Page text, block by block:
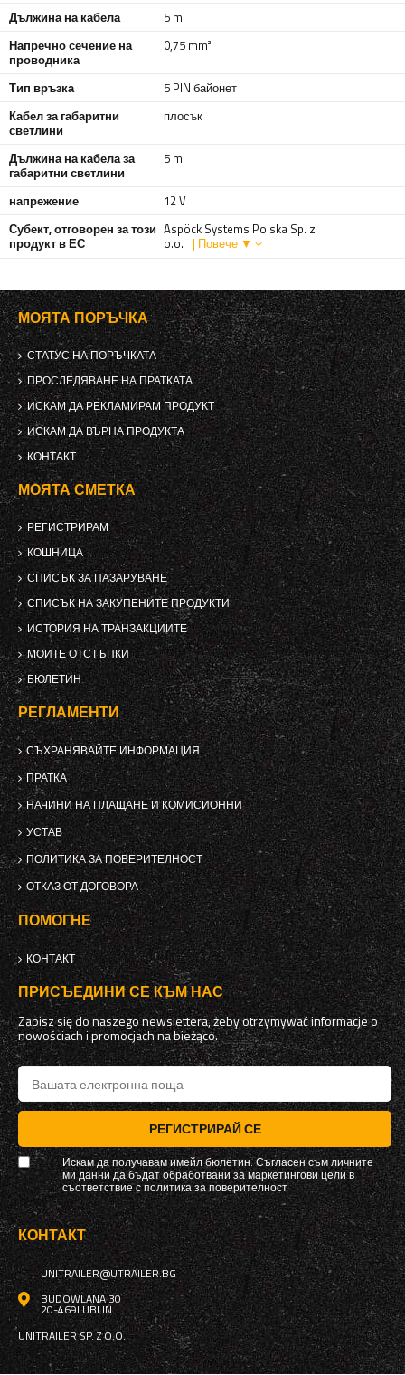
Дължина на кабела
5 m
Напречно сечение на
проводника
0,75 mm²
Тип връзка
5 PIN байонет
Кабел за габаритни
светлини
плосък
Дължина на кабела за
габаритни светлини
5 m
напрежение
12 V
Субект, отговорен за този
продукт в ЕС
Aspöck Systems Polska Sp. z
o.o. | Повече ▼
МОЯТА ПОРЪЧКА
СТАТУС НА ПОРЪЧКАТА
ПРОСЛЕДЯВАНЕ НА ПРАТКАТА
ИСКАМ ДА РЕКЛАМИРАМ ПРОДУКТ
ИСКАМ ДА ВЪРНА ПРОДУКТА
КОНТАКТ
МОЯТА СМЕТКА
РЕГИСТРИРАМ
КОШНИЦА
СПИСЪК ЗА ПАЗАРУВАНЕ
СПИСЪК НА ЗАКУПЕНИТЕ ПРОДУКТИ
ИСТОРИЯ НА ТРАНЗАКЦИИТЕ
МОИТЕ ОТСТЪПКИ
БЮЛЕТИН
РЕГЛАМЕНТИ
СЪХРАНЯВАЙТЕ ИНФОРМАЦИЯ
ПРАТКА
НАЧИНИ НА ПЛАЩАНЕ И КОМИСИОННИ
УСТАВ
ПОЛИТИКА ЗА ПОВЕРИТЕЛНОСТ
ОТКАЗ ОТ ДОГОВОРА
ПОМОГНЕ
КОНТАКТ
ПРИСЪЕДИНИ СЕ КЪМ НАС
Zapisz się do naszego newslettera, żeby otrzymywać informacje o
nowościach i promocjach na bieżąco.
РЕГИСТРИРАЙ СЕ
Искам да получавам имейл бюлетин. Съгласен съм личните
ми данни да бъдат обработвани за маркетингови цели в
съответствие сполитика за поверителност
КОНТАКТ
UNITRAILER@UTRAILER.BG
BUDOWLANA 30
20-469LUBLIN
UNITRAILER SP. Z O.O.